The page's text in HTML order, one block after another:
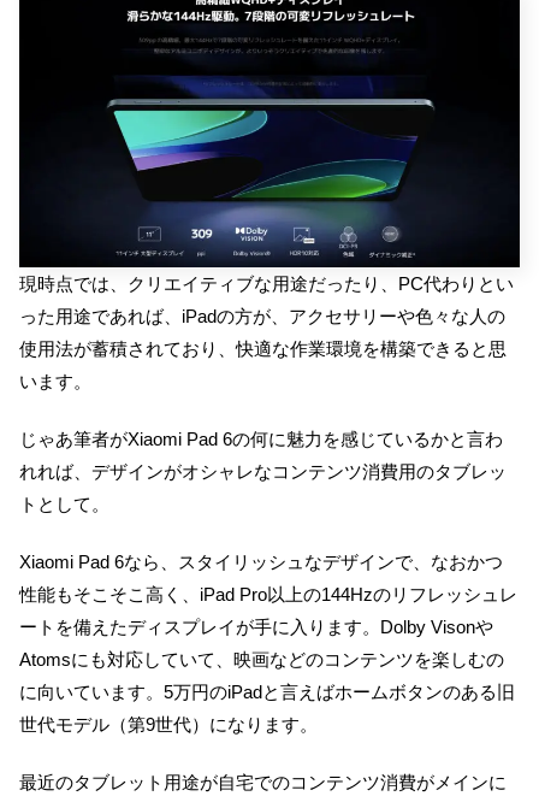
現時点では、クリエイティブな用途だったり、PC代わりとい
った用途であれば、iPadの方が、アクセサリーや色々な人の
使用法が蓄積されており、快適な作業環境を構築できると思
います。
じゃあ筆者がXiaomi Pad 6の何に魅力を感じているかと言わ
れれば、デザインがオシャレなコンテンツ消費用のタブレッ
トとして。
Xiaomi Pad 6なら、スタイリッシュなデザインで、なおかつ
性能もそこそこ高く、iPad Pro以上の144Hzのリフレッシュレ
ートを備えたディスプレイが手に入ります。Dolby Visonや
Atomsにも対応していて、映画などのコンテンツを楽しむの
に向いています。5万円のiPadと言えばホームボタンのある旧
世代モデル（第9世代）になります。
最近のタブレット用途が自宅でのコンテンツ消費がメインに